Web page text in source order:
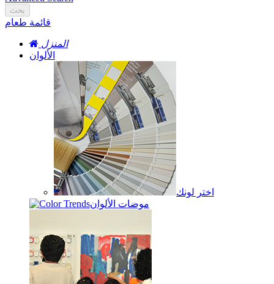
بحث
قائمة طعام
المنزل
الألوان
اختر لونك
موضات الألوان